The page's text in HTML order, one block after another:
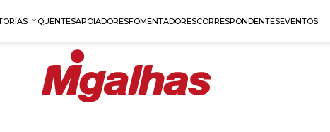
QUENTESAPOIADORESFOMENTADORESCORRESPONDENTESEVENTOS